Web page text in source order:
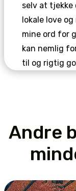
selv at
lokale love
mine ord for
kan nemlig
til og rigtig
Andre